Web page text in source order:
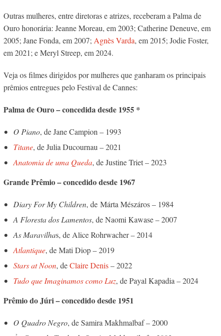
Outras mulheres, entre diretoras e atrizes, receberam a Palma de
Ouro honorária: Jeanne Moreau, em 2003; Catherine Deneuve, em
2005; Jane Fonda, em 2007; Agnès Varda, em 2015; Jodie Foster,
em 2021; e Meryl Streep, em 2024.
Veja os filmes dirigidos por mulheres que ganharam os principais
prêmios entregues pelo Festival de Cannes:
Palma de Ouro – concedida desde 1955 *
O Piano, de Jane Campion – 1993
Titane, de Julia Ducournau – 2021
Anatomia de uma Queda, de Justine Triet – 2023
Grande Prêmio – concedido desde 1967
Diary For My Children, de Márta Mészáros – 1984
A Floresta dos Lamentos, de Naomi Kawase – 2007
As Maravilhas, de Alice Rohrwacher – 2014
Atlantique, de Mati Diop – 2019
Stars at Noon, deClaire Denis– 2022
Tudo que Imaginamos como Luz, de Payal Kapadia – 2024
Prêmio do Júri – concedido desde 1951
O Quadro Negro, de Samira Makhmalbaf – 2000